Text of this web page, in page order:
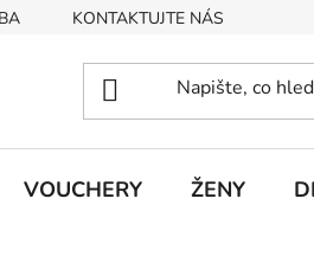
KONTAKTUJTE NÁS
VOUCHERY ŽENY